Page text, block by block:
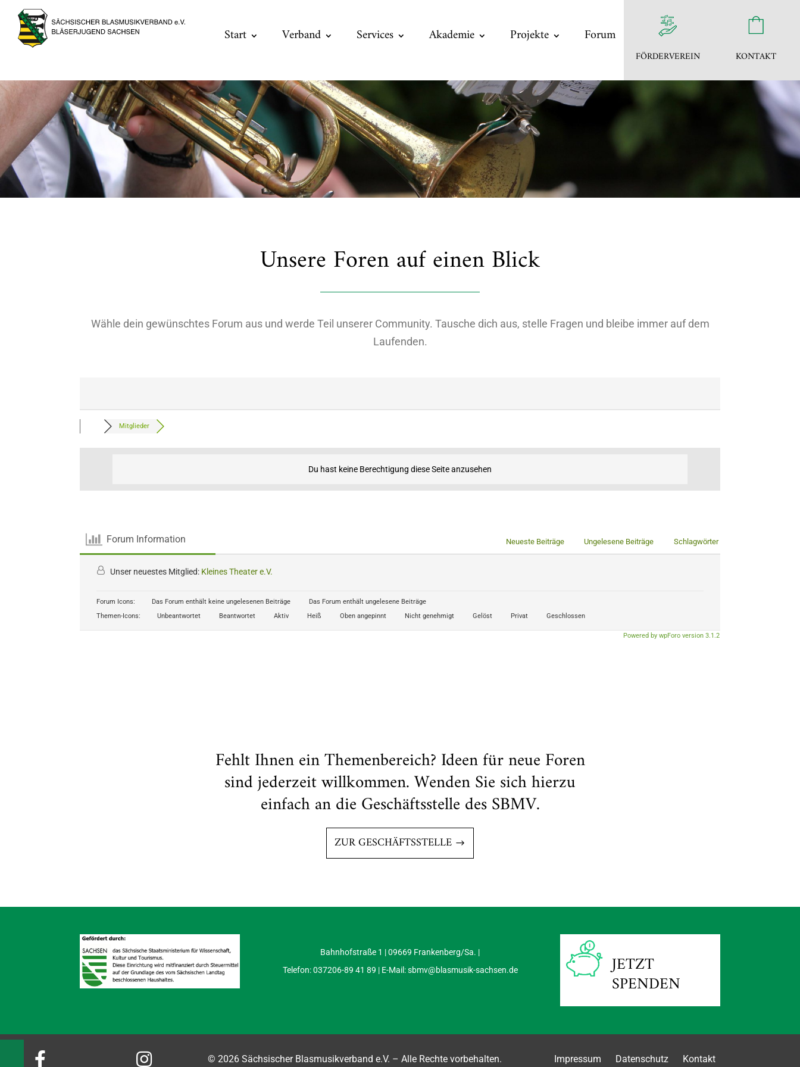
Start Verband Services Akademie Projekte Forum
FÖRDERVEREIN KONTAKT
Unsere Foren auf einen Blick
Wähle dein gewünschtes Forum aus und werde Teil unserer Community. Tausche dich aus, stelle Fragen und bleibe immer auf dem
Laufenden.
Mitglieder
Du hast keine Berechtigung diese Seite anzusehen
Forum Information Neueste Beiträge Ungelesene Beiträge Schlagwörter
Unser neuestes Mitglied: Kleines Theater e.V.
Forum Icons: Das Forum enthält keine ungelesenen Beiträge
Das Forum enthält ungelesene Beiträge
Themen-Icons:
Unbeantwortet Beantwortet Aktiv Heiß Oben angepinnt Nicht genehmigt Gelöst Privat Geschlossen
Powered by wpForo version 3.1.2
Fehlt Ihnen ein Themenbereich? Ideen für neue Foren
sind jederzeit willkommen. Wenden Sie sich hierzu
einfach an die Geschäftsstelle des SBMV.
ZUR GESCHÄFTSSTELLE
Bahnhofstraße 1 | 09669 Frankenberg/Sa. |
Telefon: 037206-89 41 89 | E-Mail:sbmv@blasmusik-sachsen.de JETZT
SPENDEN
  © 2026 Sächsischer Blasmusikverband e.V. – Alle Rechte vorbehalten. Impressum Datenschutz Kontakt